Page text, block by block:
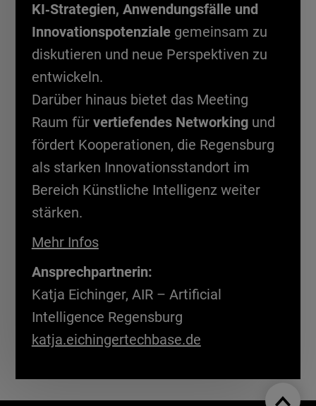
KI‑Strategien, Anwendungsfälle und
Innovationspotenzialegemeinsam zu
diskutieren und neue Perspektiven zu
entwickeln.
Darüber hinaus bietet das Meeting
Raum für vertiefendes Networkingund
fördert Kooperationen, die Regensburg
als starken Innovationsstandort im
Bereich Künstliche Intelligenz weiter
stärken.
Mehr Infos
Ansprechpartnerin:
Katja Eichinger, AIR – Artificial
Intelligence Regensburg
katja.eichingertechbase.de